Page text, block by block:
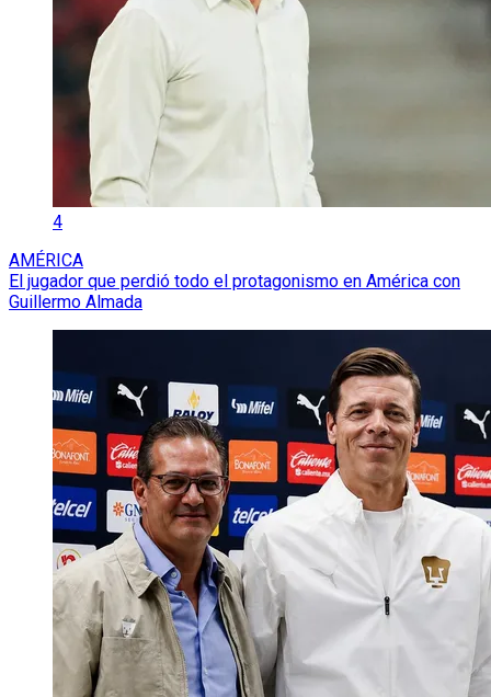
4
AMÉRICA
El jugador que perdió todo el protagonismo en América con
Guillermo Almada